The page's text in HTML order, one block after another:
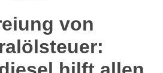
von